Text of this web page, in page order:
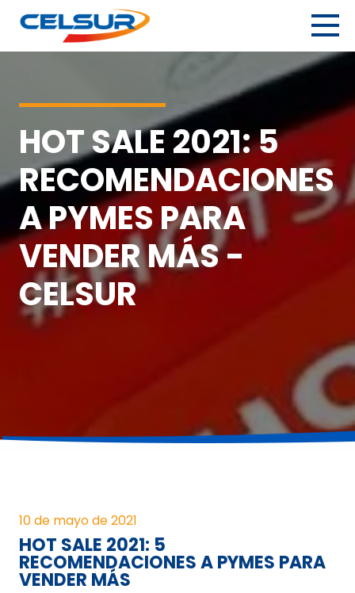
Celsur
Servicios logísticos integrales.
HOT SALE 2021: 5
RECOMENDACIONES
A PYMES PARA
VENDER MÁS -
CELSUR
10 de mayo de 2021
HOT SALE 2021: 5
RECOMENDACIONES A PYMES PARA
VENDER MÁS